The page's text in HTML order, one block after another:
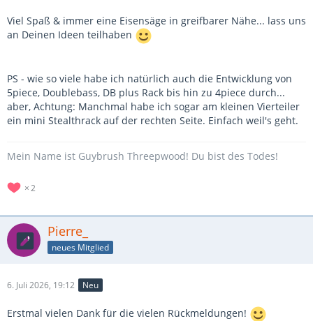
Viel Spaß & immer eine Eisensäge in greifbarer Nähe... lass uns
an Deinen Ideen teilhaben
PS - wie so viele habe ich natürlich auch die Entwicklung von
5piece, Doublebass, DB plus Rack bis hin zu 4piece durch...
aber, Achtung: Manchmal habe ich sogar am kleinen Vierteiler
ein mini Stealthrack auf der rechten Seite. Einfach weil's geht.
Mein Name ist Guybrush Threepwood! Du bist des Todes!
2
Pierre_
neues Mitglied
6. Juli 2026, 19:12 Neu
Erstmal vielen Dank für die vielen Rückmeldungen!